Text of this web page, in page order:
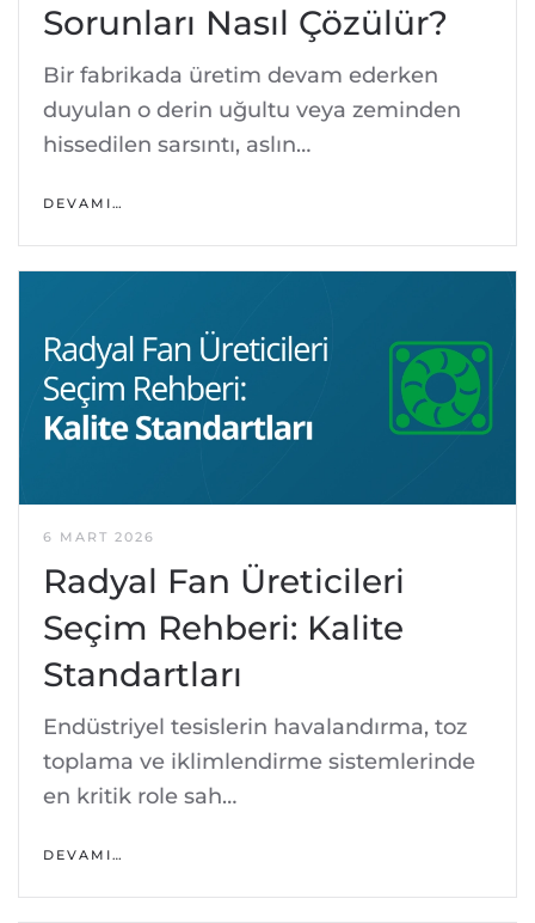
Sorunları Nasıl Çözülür?
Bir fabrikada üretim devam ederken
duyulan o derin uğultu veya zeminden
hissedilen sarsıntı, aslın…
DEVAMI…
6 MART 2026
Radyal Fan Üreticileri
Seçim Rehberi: Kalite
Standartları
Endüstriyel tesislerin havalandırma, toz
toplama ve iklimlendirme sistemlerinde
en kritik role sah…
DEVAMI…